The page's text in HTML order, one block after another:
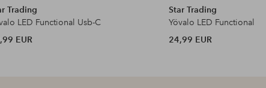
Trading
LED Functional Usb-C
EUR
Star Trading
Yövalo LED Functional
24,99 EUR